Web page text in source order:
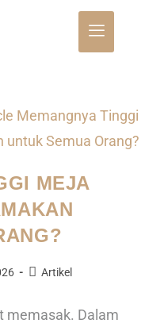
MEJA
Artikel
memasak. Dalam